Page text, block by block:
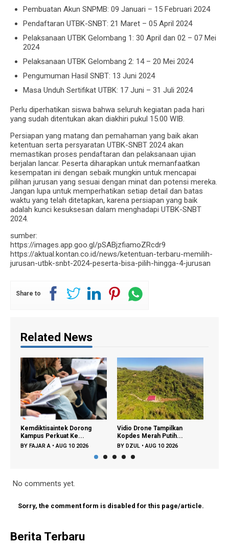
Pembuatan Akun SNPMB: 09 Januari – 15 Februari 2024
Pendaftaran UTBK-SNBT: 21 Maret – 05 April 2024
Pelaksanaan UTBK Gelombang 1: 30 April dan 02 – 07 Mei
2024
Pelaksanaan UTBK Gelombang 2: 14 – 20 Mei 2024
Pengumuman Hasil SNBT: 13 Juni 2024
Masa Unduh Sertifikat UTBK: 17 Juni – 31 Juli 2024
Perlu diperhatikan siswa bahwa seluruh kegiatan pada hari
yang sudah ditentukan akan diakhiri pukul 15.00 WIB.
Persiapan yang matang dan pemahaman yang baik akan
ketentuan serta persyaratan UTBK-SNBT 2024 akan
memastikan proses pendaftaran dan pelaksanaan ujian
berjalan lancar. Peserta diharapkan untuk memanfaatkan
kesempatan ini dengan sebaik mungkin untuk mencapai
pilihan jurusan yang sesuai dengan minat dan potensi mereka.
Jangan lupa untuk memperhatikan setiap detail dan batas
waktu yang telah ditetapkan, karena persiapan yang baik
adalah kunci kesuksesan dalam menghadapi UTBK-SNBT
2024.
sumber:
https://images.app.goo.gl/pSABjzfiamoZRcdr9
https://aktual.kontan.co.id/news/ketentuan-terbaru-memilih-
jurusan-utbk-snbt-2024-peserta-bisa-pilih-hingga-4-jurusan
Share to
Related News
Dorong
10 2026
Vidio Drone Tampilkan
Kopdes Merah Putih...
BYDZUL •AUG 10 2026
Mengenal Universitas
Republik Indonesia,...
BYFAJAR A
No comments yet.
Sorry, the comment form is disabled for this page/article.
Berita Terbaru